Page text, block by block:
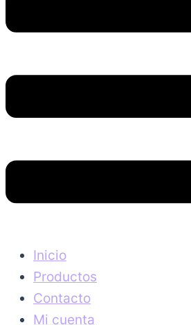
Inicio
Productos
Contacto
Mi cuenta